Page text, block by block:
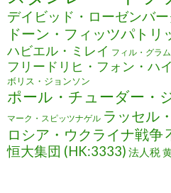
デイビッド・ローゼンバ
ドーン・フィッツパトリ
ハビエル・ミレイ フィル・グラム
フリードリヒ・フォン・ハ
ボリス・ジョンソン
ポール・チューダー・
マーク・スピッツナゲル ラッセル
ロシア・ウクライナ戦争
恒大集団 (HK:3333) 法人税